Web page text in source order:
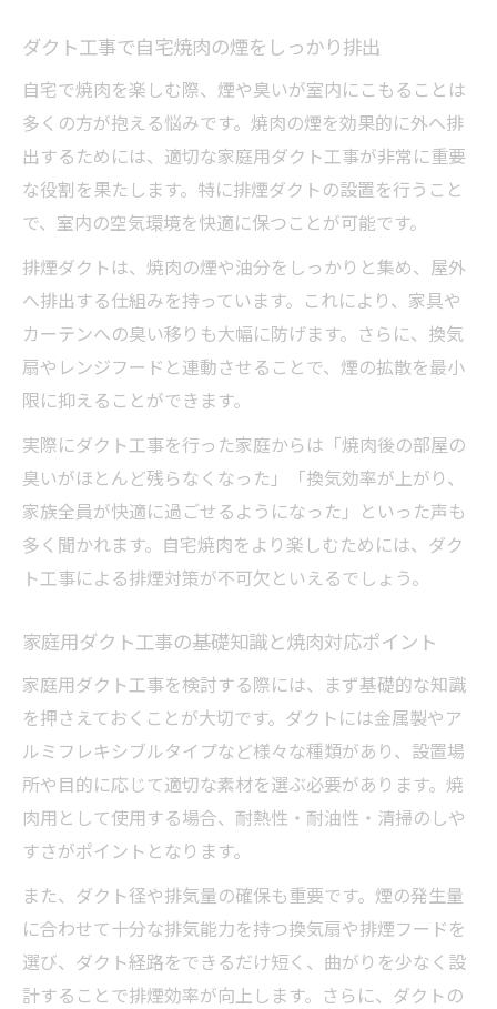
家庭用ダクト工事で失敗しないためのコツ
焼肉ダクトDIYで守るべき安全ポイント解説
家庭用ダクト工事の手順とDIY成功の秘訣
ダクト工事を安全DIYで始める実践ポイント
排煙ダクトDIYの失敗しないポイントとは
ダクト工事で排煙トラブルを防ぐDIY方法
家庭用ダクトDIYでよくある失敗と対策解説
焼肉排煙ダクトDIY成功への重要ポイント
ダクト工事のプロも推奨するDIYの注意点
家庭用ダクト工事で起きやすいミス回避策
焼肉の煙・臭い解消なら手軽に家庭用ダクトを
家庭用ダクト工事で焼肉の煙・臭いを徹底
排除
ダクト工事で手軽に焼肉空間の快適化を実
家庭用ダクト工事で焼肉の臭い問題を解決
焼肉ダクトを自作して快適な室内空間を守
ダクト工事で快適な焼肉空間を自分で作る方法
家庭用ダクト工事で理想の焼肉空間を作る
焼肉ダクトDIYで快適な自宅焼肉環境を実現
ダクト工事で叶える快適な焼肉スペース作
り
ダクト工事で自宅焼肉の煙をしっかり排出
自宅で焼肉を楽しむ際、煙や臭いが室内にこもることは
多くの方が抱える悩みです。焼肉の煙を効果的に外へ排
出するためには、適切な家庭用ダクト工事が非常に重要
な役割を果たします。特に排煙ダクトの設置を行うこと
で、室内の空気環境を快適に保つことが可能です。
排煙ダクトは、焼肉の煙や油分をしっかりと集め、屋外
へ排出する仕組みを持っています。これにより、家具や
カーテンへの臭い移りも大幅に防げます。さらに、換気
扇やレンジフードと連動させることで、煙の拡散を最小
限に抑えることができます。
実際にダクト工事を行った家庭からは「焼肉後の部屋の
臭いがほとんど残らなくなった」「換気効率が上がり、
家族全員が快適に過ごせるようになった」といった声も
多く聞かれます。自宅焼肉をより楽しむためには、ダク
ト工事による排煙対策が不可欠といえるでしょう。
家庭用ダクト工事の基礎知識と焼肉対応ポイント
家庭用ダクト工事を検討する際には、まず基礎的な知識
を押さえておくことが大切です。ダクトには金属製やア
ルミフレキシブルタイプなど様々な種類があり、設置場
所や目的に応じて適切な素材を選ぶ必要があります。焼
肉用として使用する場合、耐熱性・耐油性・清掃のしや
すさがポイントとなります。
また、ダクト径や排気量の確保も重要です。煙の発生量
に合わせて十分な排気能力を持つ換気扇や排煙フードを
選び、ダクト経路をできるだけ短く、曲がりを少なく設
計することで排煙効率が向上します。さらに、ダクトの